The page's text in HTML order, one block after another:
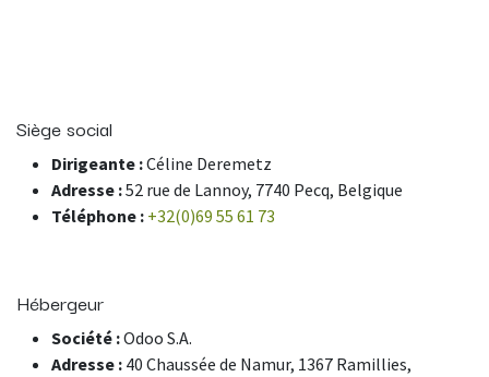
Siège social
Dirigeante :Céline Deremetz
Adresse :52 rue de Lannoy, 7740 Pecq, Belgique
Téléphone : +32(0)69 55 61 73
Hébergeur
Société :Odoo S.A.
Adresse : 40 Chaussée de Namur, 1367 Ramillies,